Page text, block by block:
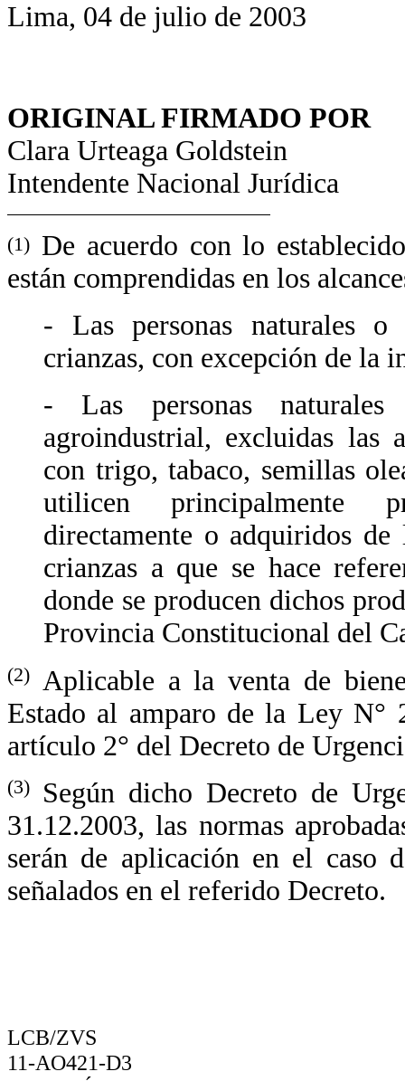
Lima, 04 de julio de 2003
ORIGINAL FIRMADO POR
Clara Urteaga Goldstein
Intendente Nacional Jurídica
(1) De acuerdo con lo
están comprendidas en los
- Las personas naturales
crianzas, con excepción de la
- Las personas
agroindustrial, excluidas las
con trigo, tabaco, semillas
utilicen principalmente
directamente o adquiridos
crianzas a que se hace
donde se producen dichos
Provincia Constitucional del
(2)
Aplicable a la venta de
Estado al amparo de la Ley N°
artículo 2° del Decreto de
(3)
Según dicho Decreto de
31.12.2003, las normas
serán de aplicación en el caso
señalados en el referido Decreto.
LCB/ZVS
11-AO421-D3